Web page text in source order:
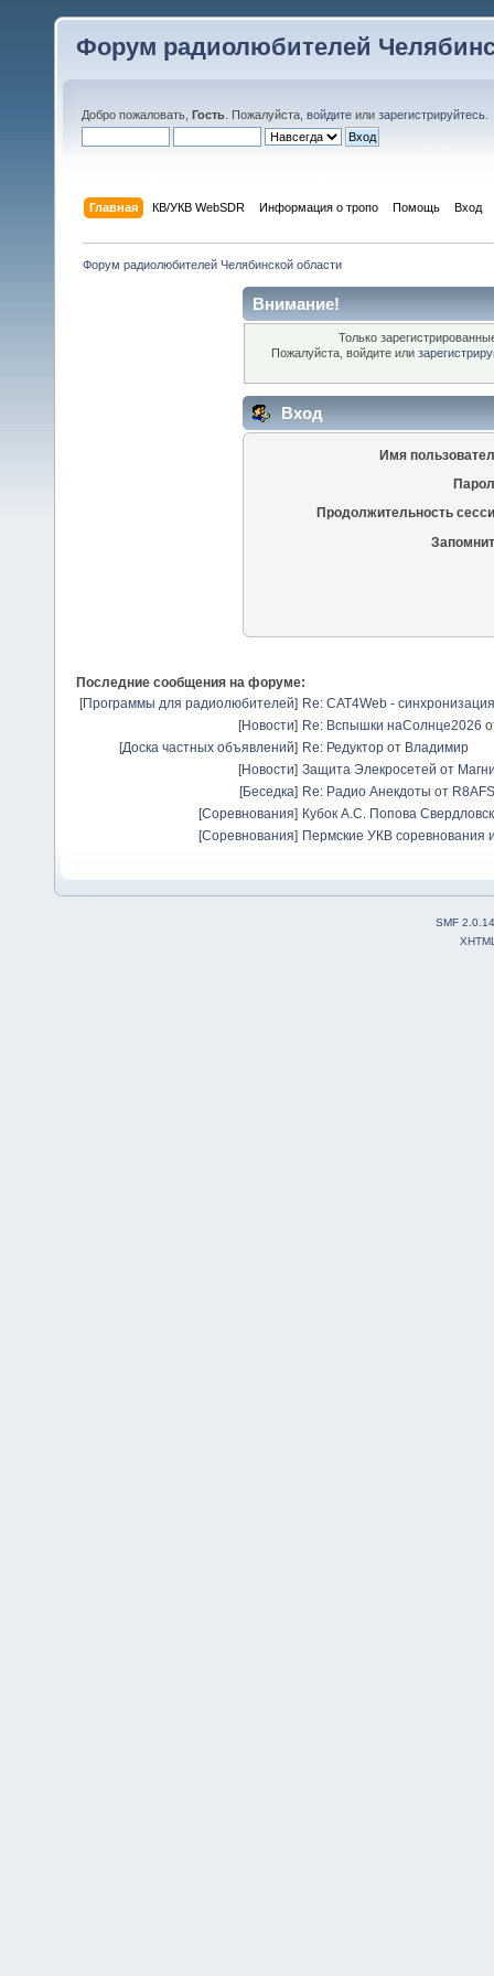
Форум радиолюбителей
Добро пожаловать, Гость . Пожалуйста, войдите или зарегистрируйтесь
Главная КВ/УКВ WebSDR Информация о тропо Помощь Вход
Форум радиолюбителей Челябинской области
Внимание!
Только
Пожалуйста, войдите или
Вход
Имя
Продолжительность
Последние сообщения на форуме:
[Программы для радиолюбителей] Re: CAT4Web -
[Новости] Re: Вспышки наСолнце2026
[Доска частных объявлений] Re: Редуктор от Владимир
[Новости] Защита Элекросетей от
[Беседка] Re: Радио Анекдоты от R8AFS
[Соревнования] Кубок А.С. Попова
[Соревнования] Пермские УКВ соревнования
SMF 2.0.14